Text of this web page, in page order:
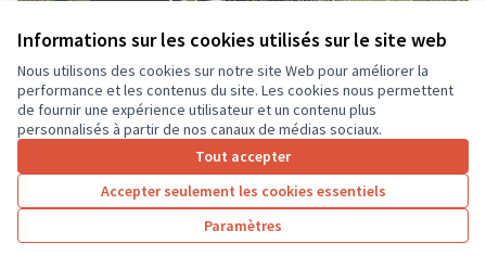
Informations sur les cookies utilisés sur le site web
Nous utilisons des cookies sur notre site Web pour améliorer la
performance et les contenus du site. Les cookies nous permettent
de fournir une expérience utilisateur et un contenu plus
personnalisés à partir de nos canaux de médias sociaux.
Tout accepter
Accepter seulement les cookies essentiels
Paramètres
Restauration de la locomotive à
vapeur 231E41 de 1938
Soumis
au vote
AAATV SPDC
0 2